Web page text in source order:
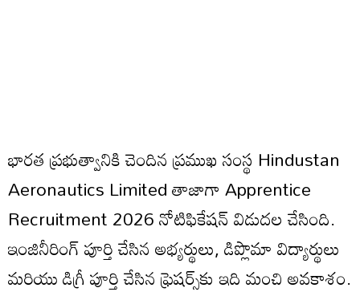
భారత ప్రభుత్వానికి చెందిన ప్రముఖ సంస్థ Hindustan
Aeronautics Limited తాజాగా Apprentice
Recruitment 2026 నోటిఫికేషన్ విడుదల చేసింది.
ఇంజినీరింగ్ పూర్తి చేసిన అభ్యర్థులు, డిప్లొమా విద్యార్థులు
మరియు డిగ్రీ పూర్తి చేసిన ఫ్రెషర్స్‌కు ఇది మంచి అవకాశం.